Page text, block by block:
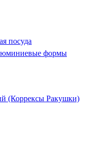
посуда
формы
(Коррексы Ракушки)